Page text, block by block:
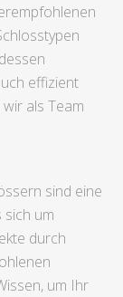
effizient
als Team
sind eine
sich um
durch
um Ihr